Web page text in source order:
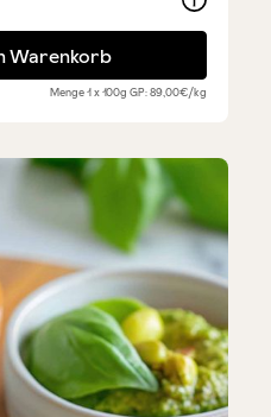
Warenkorb
Menge1 x 100gGP: 89,00€/kg